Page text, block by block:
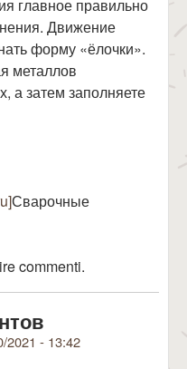
главное правильно
Движение
форму «ёлочки».
металлов
а затем заполняете
Сварочные
commenti.
2021 - 13:42